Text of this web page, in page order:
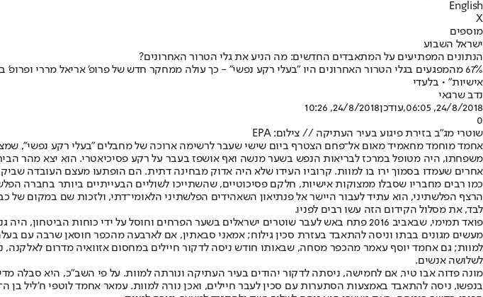
English
X
מוספים
ישראל השבוע
הנתונים המפתיעים על המתאבדים החדשים: מה הניע את גלי הטרור האחרונים?
אישיות" • בלעדי
נדב שרגאי
24/8/2018, 06:05
,עודכן24/8/2018, 10:26
0
שוטרי מג"ב בזירת פיגוע בעיר העתיקה // צילום: EPA
אחמד מוחמד מחאמיד מאום אל־פחם הצטרף ביום שישי שעבר לרשימה ארוכה של מחבלים "בעלי רקע נפשי",
משפחתו, היה מטופל במרכז לבריאות הנפש בשער מנשה ואף אושפז בעבר על רקע פסיכיאטרי. הוא יצא מהר
אחרים שעמדו בסמוך ירו בו למוות. קרוביו העידו שלא היה אדוק מבחינה דתית. הם הופתעו מעצם העובדה
כמו רבים מחבריו שסבלו ממצוקות אישיות, חלקם פסיכוטיים, שהשתייכו לשוליים הבעייתיים ביותר
הרצף הפלשתיני, הוא עתיד לעבור היישר אל פנתיאון השאהידים הפלשתיני הלאומי־דתי, ולזכות שם במקום
לבד, את מסלול הקידום הזה עשו רבים לפניו.
פואד תמימי, שבאביב 2016 פתח באש לעבר שוטרים ישראלים בשער הפרחים וחוסל על ידי כוחות
למוות; גם אחמד יוסף עאמר מהכפר מסחה, שבאותו חודש ניסה לדקור חיילים במחסום אזוואיה מדרום
לשלושה אנשים.
מונה פדוה אבו טיר, אם לחמישה, ניסתה לדקור יהודים בעיר העתיקה ונורתה למוות. על פי השב"כ, היא